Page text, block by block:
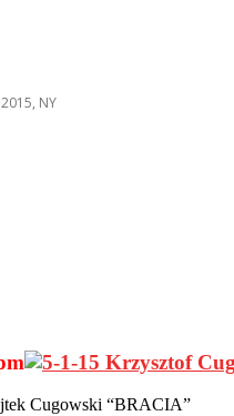
NY
Cugowski “BRACIA”